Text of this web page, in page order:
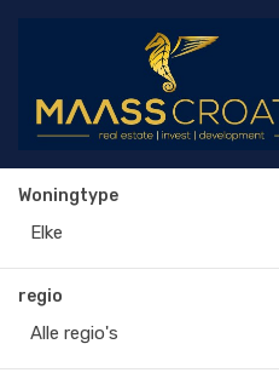
Woningtype
Elke
regio
Alle regio's